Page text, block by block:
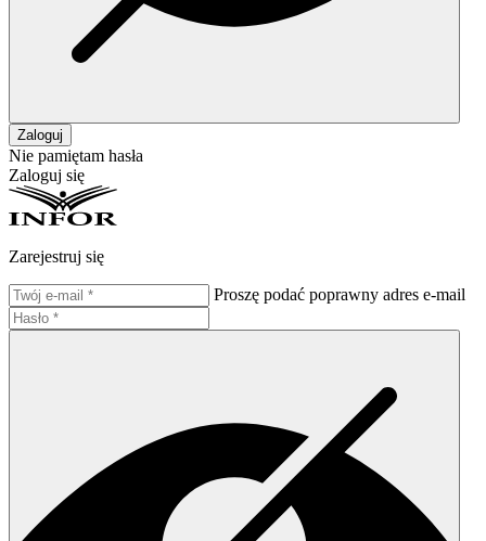
Zaloguj
Nie pamiętam hasła
Zaloguj się
Zarejestruj się
Proszę podać poprawny adres e-mail